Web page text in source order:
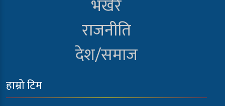
भर्खरै
राजनीति
देश/समाज
हाम्रो टिम